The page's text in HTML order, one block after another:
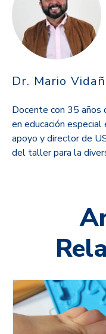
Dr. Mario
Docente con 35 años
en educación
apoyo y director de
del taller para la